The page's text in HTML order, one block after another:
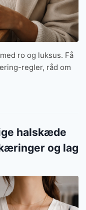
ro og luksus. Få
regler, råd om
halskæde
og lag